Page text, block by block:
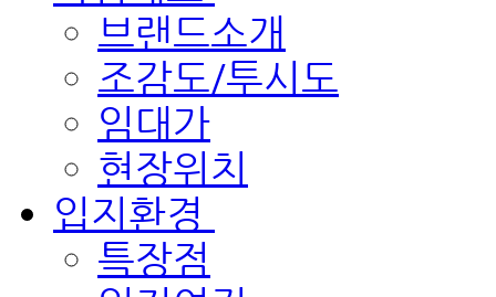
브랜드소개
조감도/투시도
임대가
현장위치
입지환경
특장점